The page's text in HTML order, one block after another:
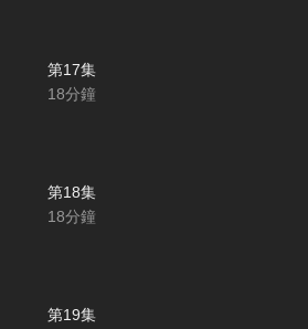
第17集
18分鐘
第18集
18分鐘
第19集